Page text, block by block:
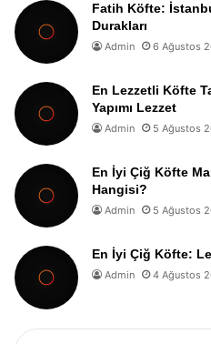
Fatih Köfte:
Durakları
Admin 6 Ağustos
En Lezzetli Köfte
Yapımı Lezzet
Admin 5 Ağustos
En İyi Çiğ Köfte
Hangisi?
Admin 5 Ağustos
En İyi Çiğ Köfte:
Admin 4 Ağustos